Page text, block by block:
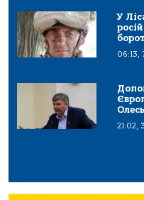
У
06:13,
21:02,